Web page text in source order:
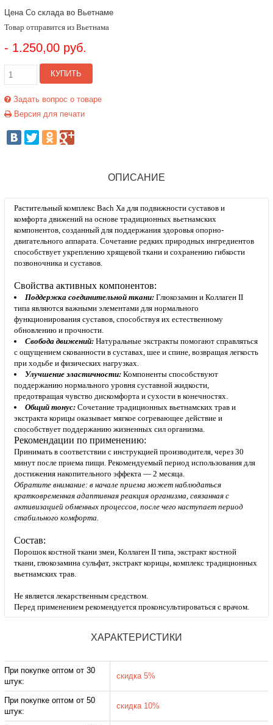
Цена Со склада во Вьетнаме
Товар отправится из Вьетнама
- 1.250,00 руб.
КУПИТЬ
Задать вопрос о товаре
Версия для печати
ОПИСАНИЕ
Растительный комплекс Bach Xa для подвижности суставов и
комфорта движенийна основе традиционных вьетнамских
компонентов, созданный для поддержания здоровья опорно-
двигательного аппарата. Сочетание редких природных ингредиентов
способствует укреплению хрящевой ткани и сохранению гибкости
позвоночника и суставов.
Свойства активных компонентов:
Поддержка соединительной ткани:Глюкозамин и Коллаген II
типа являются важными элементами для нормального
функционирования суставов, способствуя их естественному
обновлению и прочности.
Свобода движений:Натуральные экстракты помогают справляться
с ощущением скованности в суставах, шее и спине, возвращая легкость
при ходьбе и физических нагрузках.
Улучшение эластичности:Компоненты способствуют
поддержанию нормального уровня суставной жидкости,
предотвращая чувство дискомфорта и сухости в конечностях.
Общий тонус: Сочетание традиционных вьетнамских трав и
экстракта корицы оказывает мягкое согревающее действие и
способствует поддержанию жизненных сил организма.
Рекомендации по применению:
Принимать в соответствии с инструкцией производителя, через 30
минут после приема пищи. Рекомендуемый период использования для
достижения накопительного эффекта — 2 месяца.
Обратите внимание: в начале приема может наблюдаться
кратковременная адаптивная реакция организма, связанная с
активизацией обменных процессов, после чего наступает период
стабильного комфорта.
Состав:
Порошок костной ткани змеи, Коллаген II типа, экстракт костной
ткани, глюкозамина сульфат, экстракт корицы, комплекс традиционных
вьетнамских трав.
Не является лекарственным средством.
Перед применением рекомендуется проконсультироваться с врачом.
ХАРАКТЕРИСТИКИ
При покупке оптом от 30
штук:
скидка 5%
При покупке оптом от 50
штук:
скидка 10%